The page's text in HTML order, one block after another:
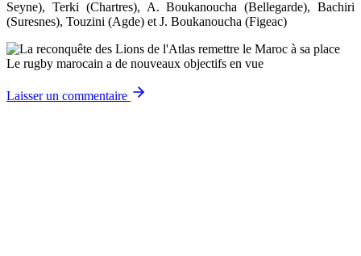
Seyne), Terki (Chartres), A. Boukanoucha (Bellegarde), Bachiri
(Suresnes), Touzini (Agde) et J. Boukanoucha (Figeac)
Le rugby marocain a de nouveaux objectifs en vue
Laisser un commentaire